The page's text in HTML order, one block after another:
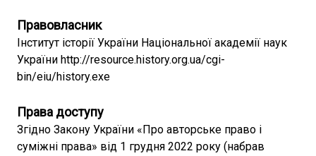
Правовласник
Інститут історії України Національної академії наук
України http://resource.history.org.ua/cgi-
bin/eiu/history.exe
Права доступу
Згідно Закону України «Про авторське право і
суміжні права» від 1 грудня 2022 року (набрав